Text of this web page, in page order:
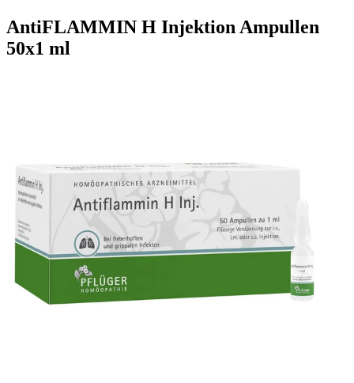
AntiFLAMMIN H Injektion Ampullen
50x1 ml